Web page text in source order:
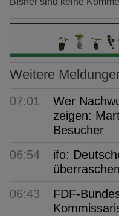
Weitere
07:01
Wer
zeigen:
Besucher
06:54
ifo:
06:43
FDF-